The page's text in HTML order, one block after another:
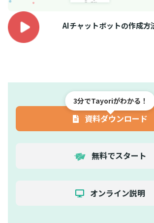
AIチャットボットの作成方
3分でTayoriがわかる！
資料ダウンロード
無料でスタート
オンライン説明